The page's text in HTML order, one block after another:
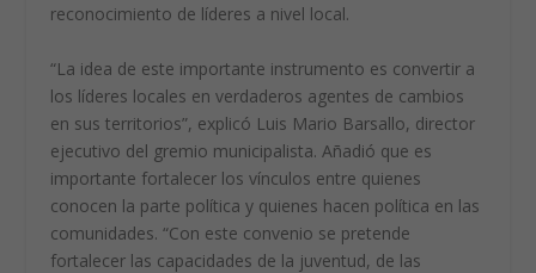
reconocimiento de líderes a nivel local.
“La idea de este importante instrumento es convertir a
los líderes locales en verdaderos agentes de cambios
en sus territorios”, explicó Luis Mario Barsallo, director
ejecutivo del gremio municipalista. Añadió que es
importante fortalecer los vínculos entre quienes
conocen la parte política y quienes hacen política en las
comunidades. “Con este convenio se pretende
fortalecer las capacidades de la juventud, de las